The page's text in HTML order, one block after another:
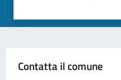
Contatta il comune